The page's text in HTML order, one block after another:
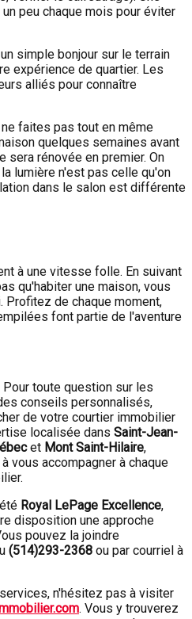
peu chaque mois pour éviter
un simple bonjour sur le terrain
expérience de quartier. Les
alliés pour connaître
ne faites pas tout en même
quelques semaines avant
sera rénovée en premier. On
lumière n'est pas celle qu'on
dans le salon est différente
à une vitesse folle. En suivant
qu'habiter une maison, vous
Profitez de chaque moment,
font partie de l'aventure
toute question sur les
conseils personnalisés,
de votre courtier immobilier
localisée dans Saint-Jean-
et Mont Saint-Hilaire,
vous accompagner à chaque
Royal LePage Excellence,
disposition une approche
pouvez la joindre
(514)293-2368 ou par courriel à
n'hésitez pas à visiter
. Vous y trouverez